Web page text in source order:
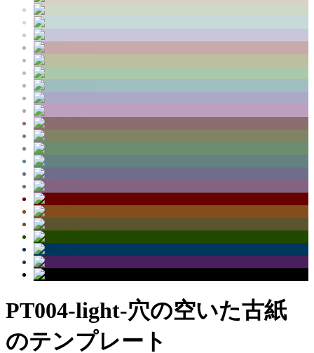
PT004-light-穴の空いた古紙
のテンプレート